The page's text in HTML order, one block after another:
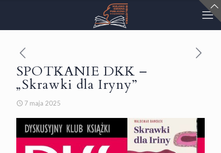
SPOTKANIE DKK –
„Skrawki dla Iryny”
7 maja 2025